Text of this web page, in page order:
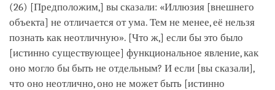
(26) [Предположим,] вы сказали: «Иллюзия [внешнего
объекта] не отличается от ума. Тем не менее, её нельзя
познать как неотличную». [Что ж,] если бы это было
[истинно существующее] функциональное явление, как
оно могло бы быть не отдельным? И если [вы сказали],
что оно неотлично, оно не может быть [истинно